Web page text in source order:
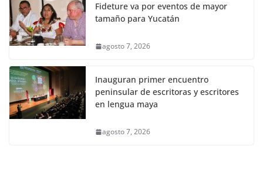
Fideture va por eventos de mayor
tamaño para Yucatán
agosto 7, 2026
Inauguran primer encuentro
peninsular de escritoras y escritores
en lengua maya
agosto 7, 2026